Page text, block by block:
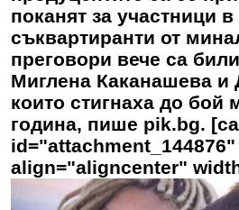
поканят за участници
съквартиранти от
преговори вече са
Миглена Каканашева и
които стигнаха до бой
година, пише pik.bg.
id="attachment_144876"
align="aligncenter"